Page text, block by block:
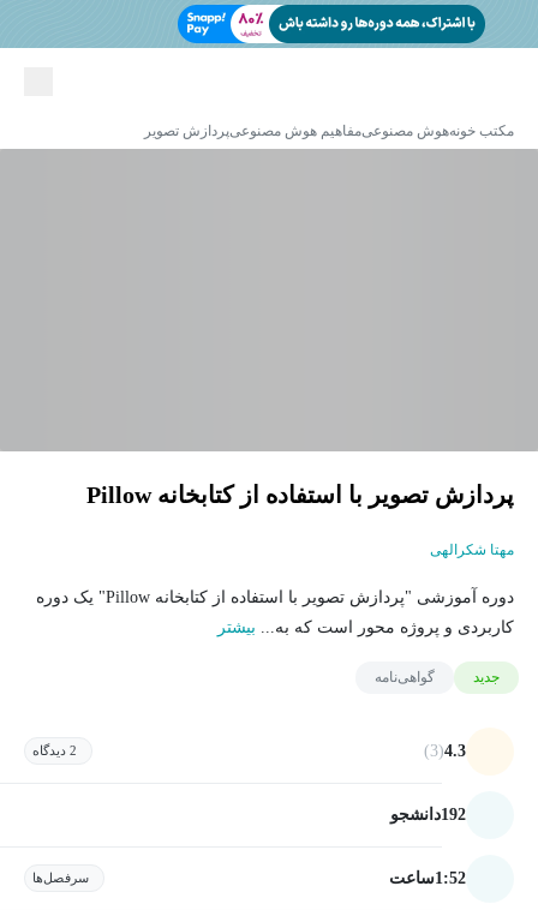
مکتب خونههوش مصنوعیمفاهیم هوش مصنوعیپردازش تصویر
پردازش تصویر با استفاده از کتابخانه Pillow
مهتا شکرالهی
دوره آموزشی "پردازش تصویر با استفاده از کتابخانه Pillow" یک دوره
کاربردی و پروژه محور است که به... بیشتر
جدید گواهی‌نامه
4.3
(3) 2 دیدگاه
192دانشجو
1:52ساعت سرفصل‌ها